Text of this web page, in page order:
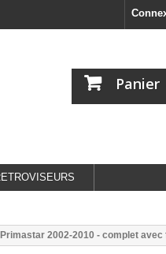
Panier
2002-2010 - complet